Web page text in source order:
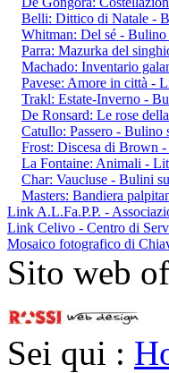
Belli: Dittico di Natale -
Whitman: Del sé - Bulino
Parra: Mazurka del
Machado: Inventario
Pavese: Amore in città -
Trakl: Estate-Inverno -
De Ronsard: Le rose
Catullo: Passero - Bulino
Frost: Discesa di Brown
La Fontaine: Animali -
Char: Vaucluse - Bulini
Masters: Bandiera
Link A.L.Fa.P.P. -
Link Celivo - Centro di
Mosaico fotografico di
Sito web
Sei qui :